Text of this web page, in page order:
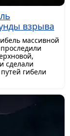
взрыва
массивной
сделали
гибели